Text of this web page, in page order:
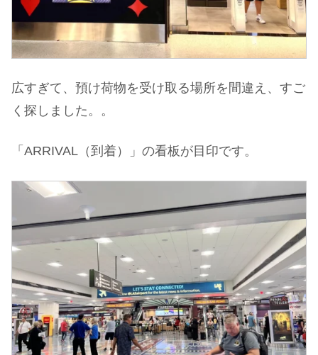
広すぎて、預け荷物を受け取る場所を間違え、すご
く探しました。。
「ARRIVAL（到着）」の看板が目印です。